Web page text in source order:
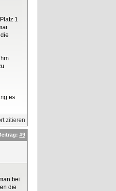
1
es
#9
bei
die